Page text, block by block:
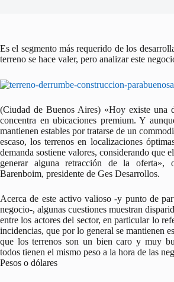
Es el segmento más requerido de los
terreno se hace valer, pero analizar este
(Ciudad de Buenos Aires) «Hoy existe una
concentra en ubicaciones premium. Y
mantienen estables por tratarse de un
escaso, los terrenos en localizaciones
demanda sostiene valores, considerando que
generar alguna retracción de la oferta»,
Barenboim, presidente de Ges Desarrollos.
Acerca de este activo valioso -y punto de
negocio-, algunas cuestiones muestran
entre los actores del sector, en particular lo
incidencias, que por lo general se mantienen
que los terrenos son un bien caro y muy
todos tienen el mismo peso a la hora de las
Pesos o dólares